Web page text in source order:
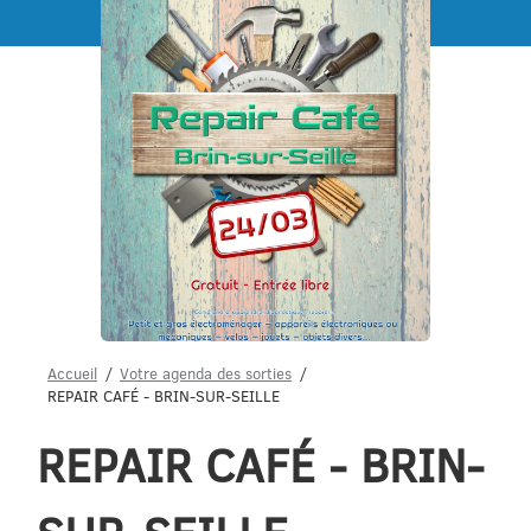
Menu
Accueil
Votre agenda des sorties
REPAIR CAFÉ - BRIN-SUR-SEILLE
REPAIR CAFÉ - BRIN-